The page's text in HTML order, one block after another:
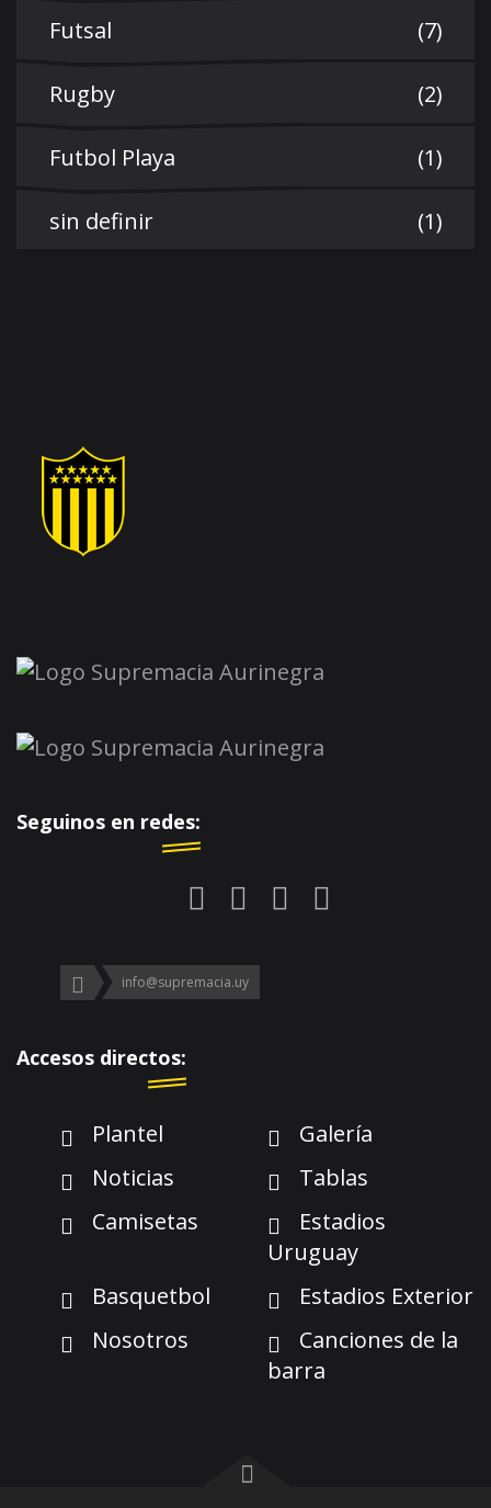
Futsal (7)
Rugby (2)
Futbol Playa (1)
sin definir (1)
Seguinos en redes:
info@supremacia.uy
Accesos directos:
Plantel
Galería
Noticias
Tablas
Camisetas
Estadios
Uruguay
Basquetbol
Estadios Exterior
Nosotros
Canciones de la
barra